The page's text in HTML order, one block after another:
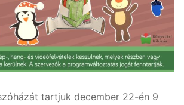
tartjuk december 22-én 9